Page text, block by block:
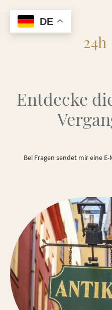
24h
Entdecke
Bei Fragen sendet mir eine
DE